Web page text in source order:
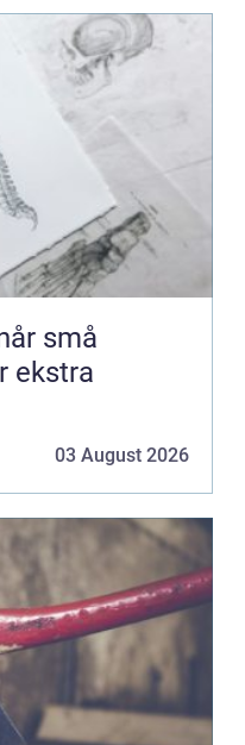
små
ekstra
03 August 2026